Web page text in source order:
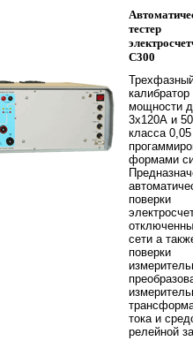
тестер
C300
калибратор
мощности
3х120А и
класса
формами
поверки
сети а
поверки
тока и
релейной